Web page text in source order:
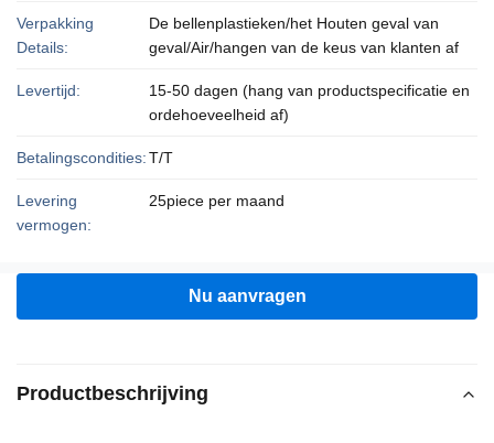
Verpakking
Details:
De bellenplastieken/het Houten geval van
geval/Air/hangen van de keus van klanten af
Levertijd:
15-50 dagen (hang van productspecificatie en
ordehoeveelheid af)
Betalingscondities:T/T
Levering
vermogen:
25piece per maand
Nu aanvragen
Productbeschrijving